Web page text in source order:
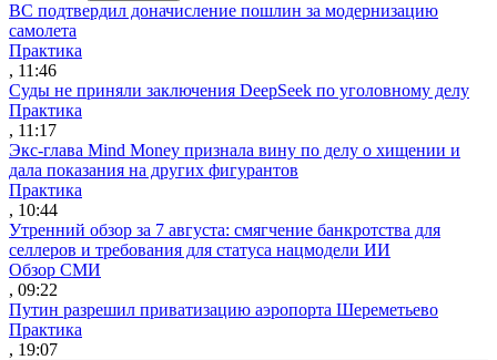
ВС подтвердил доначисление пошлин за модернизацию
самолета
Практика
, 11:46
Суды не приняли заключения DeepSeek по уголовному делу
Практика
, 11:17
Экс-глава Mind Money признала вину по делу о хищении и
дала показания на других фигурантов
Практика
, 10:44
Утренний обзор за 7 августа: смягчение банкротства для
селлеров и требования для статуса нацмодели ИИ
Обзор СМИ
, 09:22
Путин разрешил приватизацию аэропорта Шереметьево
Практика
, 19:07